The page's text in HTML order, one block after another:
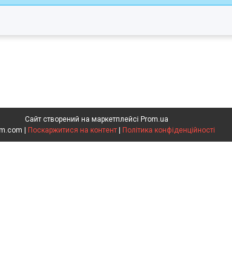
Сайт створений на маркетплейсі Prom.ua
Поскаржитися на контент Політика конфіденційності